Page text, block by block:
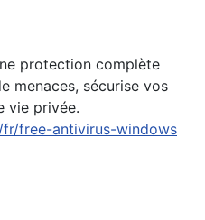
protection complète
menaces, sécurise vos
vie privée.
free-antivirus-windows